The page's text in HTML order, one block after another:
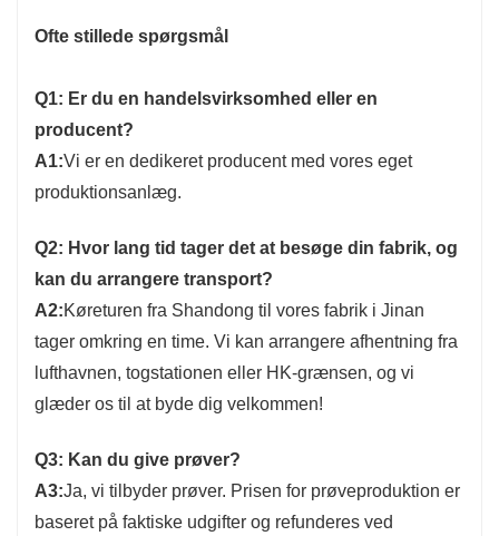
Ofte stillede spørgsmål
Q1: Er du en handelsvirksomhed eller en
producent?
A1:Vi er en dedikeret producent med vores eget
produktionsanlæg.
Q2: Hvor lang tid tager det at besøge din fabrik, og
kan du arrangere transport?
A2:Køreturen fra Shandong til vores fabrik i Jinan
tager omkring en time. Vi kan arrangere afhentning fra
lufthavnen, togstationen eller HK-grænsen, og vi
glæder os til at byde dig velkommen!
Q3: Kan du give prøver?
A3:Ja, vi tilbyder prøver. Prisen for prøveproduktion er
baseret på faktiske udgifter og refunderes ved